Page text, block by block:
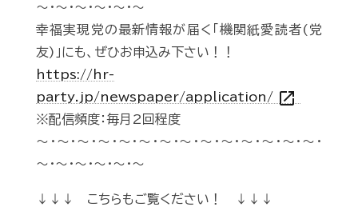
～・～・～・～・～・～
幸福実現党の最新情報が届く「機関紙愛読者(党
友)」にも、ぜひお申込み下さい！！
https://hr-
party.jp/newspaper/application/ open_in_new
※配信頻度：毎月2回程度
～・～・～・～・～・～・～・～・～・～・～・～・～・～・
～・～・～・～・～・～
↓↓↓ こちらもご覧ください！ ↓↓↓